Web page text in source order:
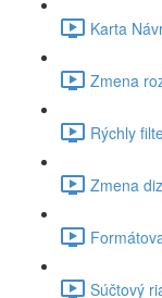
Karta
Zmena
Rýchly
Zmena
Súčtový